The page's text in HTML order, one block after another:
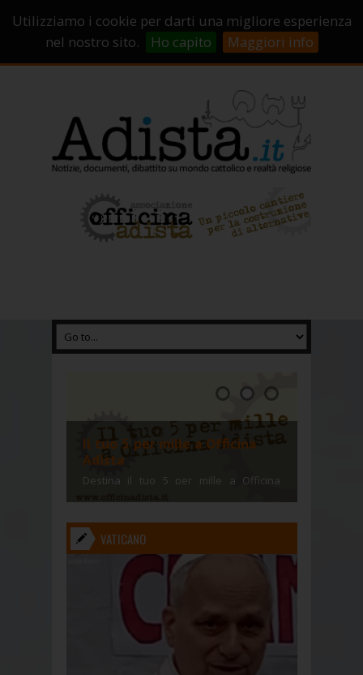
Utilizziamo i cookie per darti una migliore esperienza
nel nostro sito.
Ho capito Maggiori info
Campagne di crowdfunding
Chi Siamo
Il tuo 5 per mille a Officina
Adista
Destina il tuo 5 per mille a Officina
VATICANO